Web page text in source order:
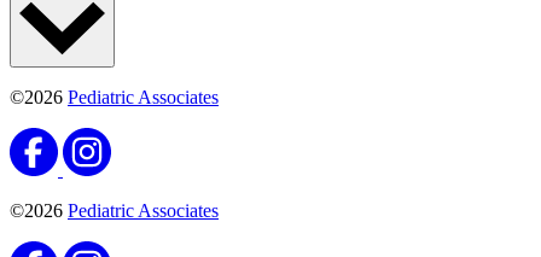
©2026 Pediatric Associates
©2026 Pediatric Associates